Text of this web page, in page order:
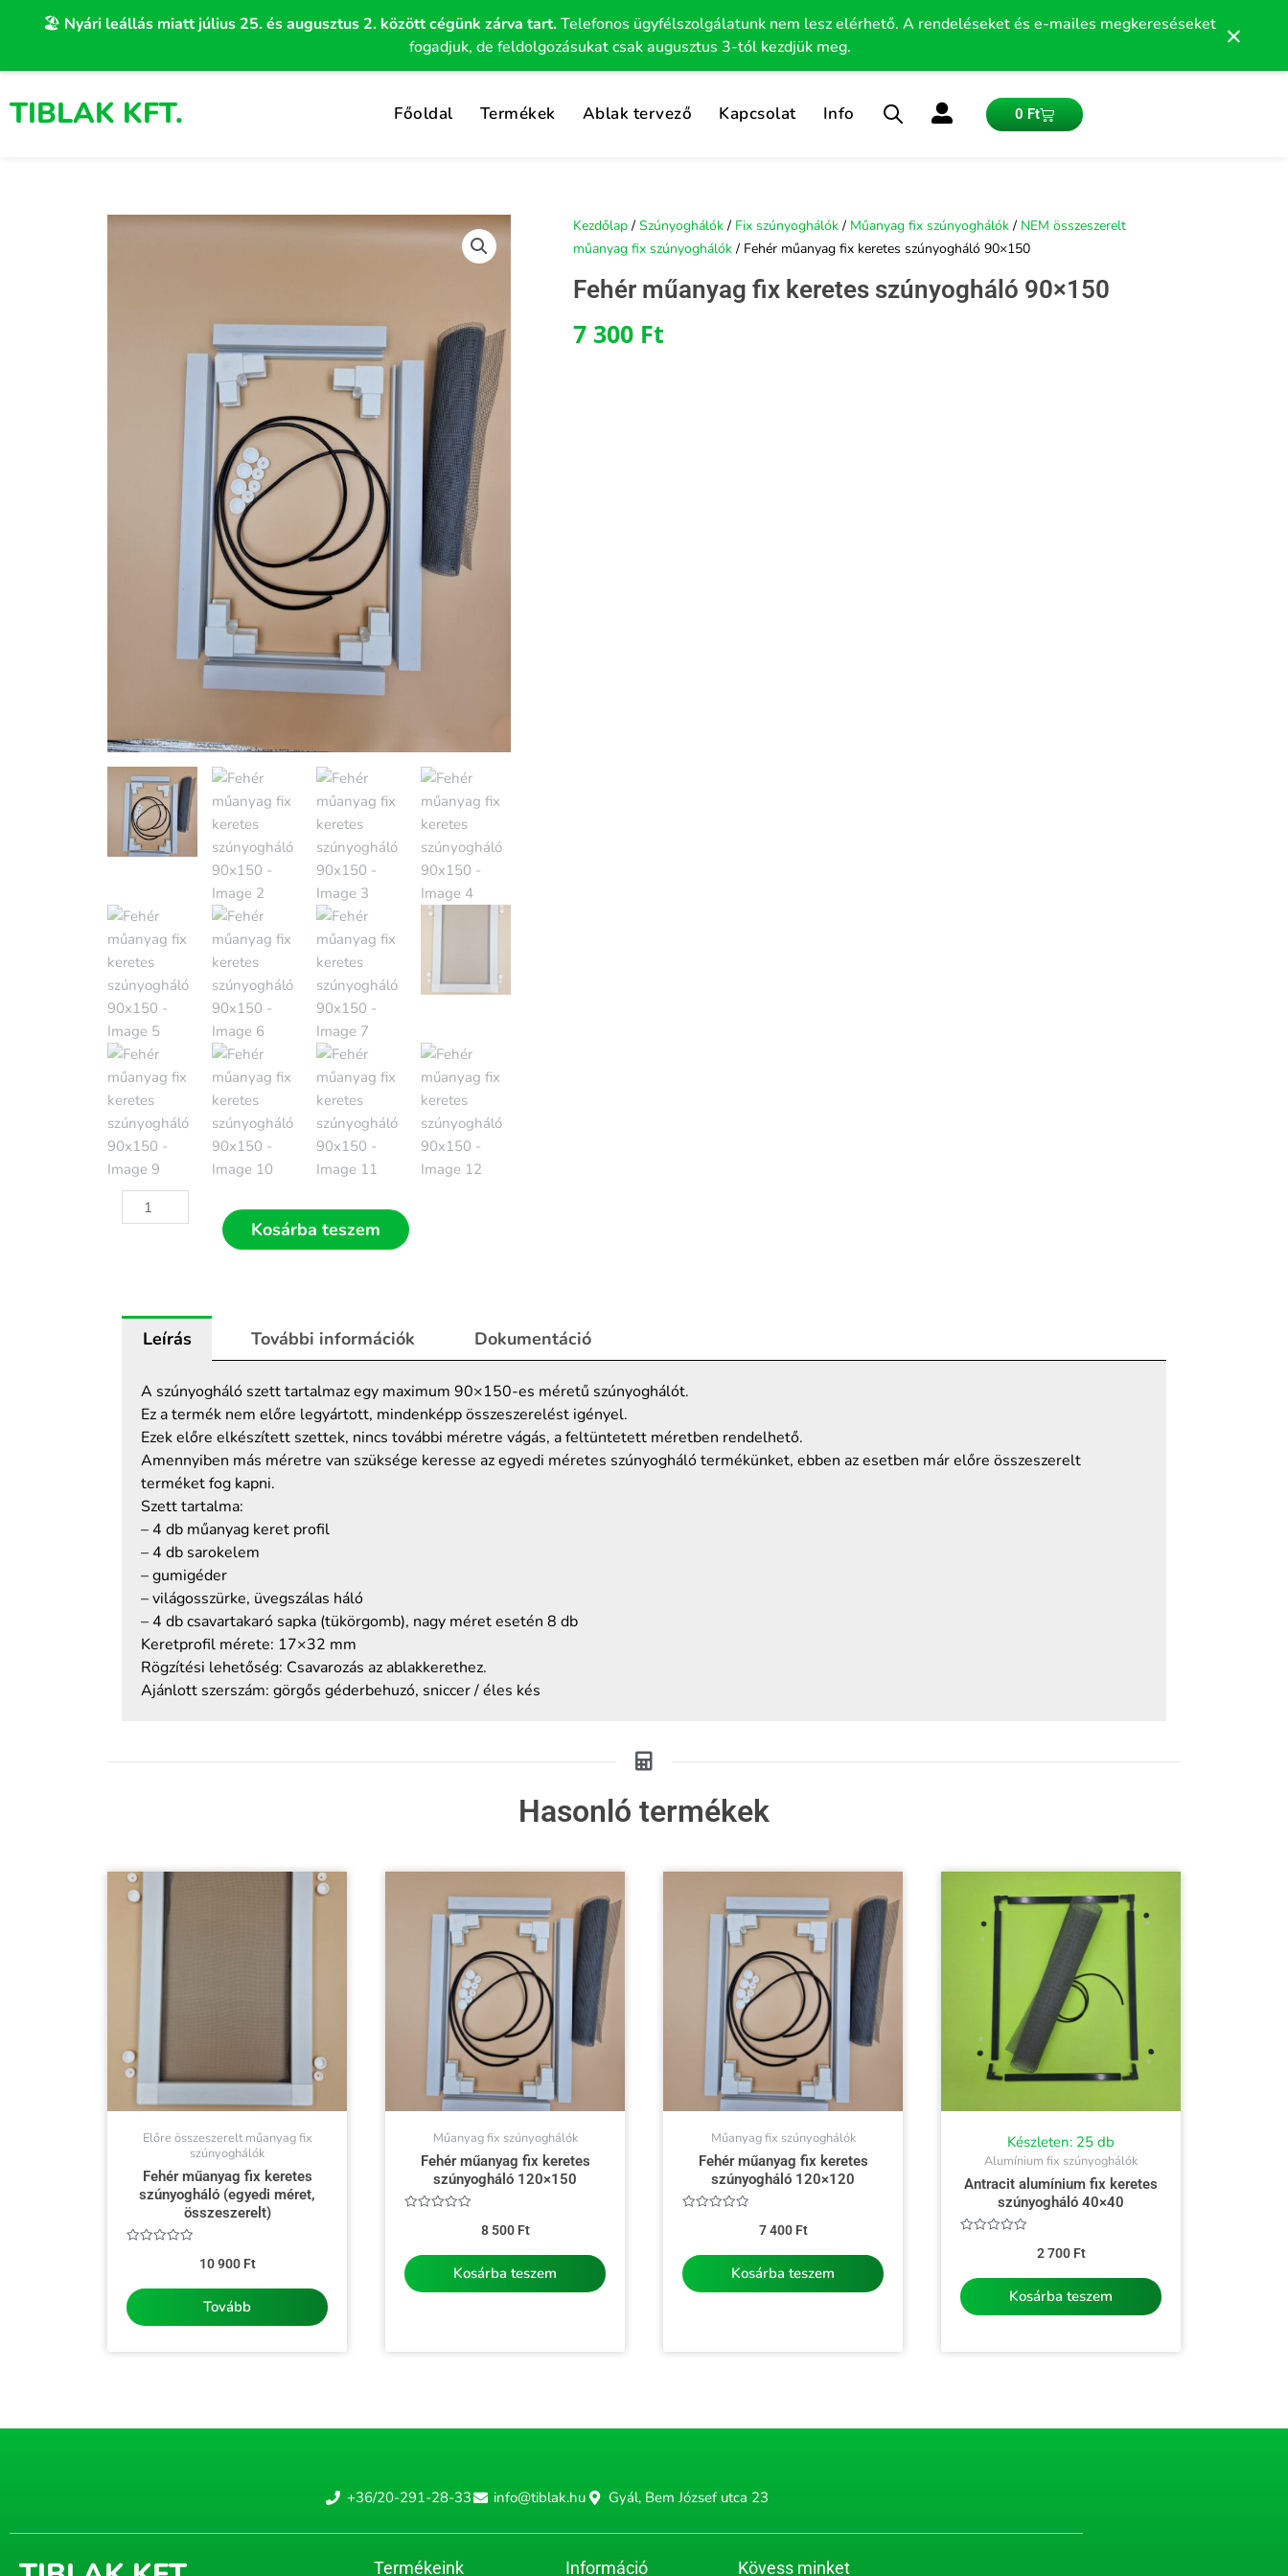
🏖️ Nyári leállás miatt július 25. és augusztus 2. között cégünk zárva tart.Telefonos ügyfélszolgálatunk nem lesz elérhető. A rendeléseket és e-mailes megkereséseket
fogadjuk, de feldolgozásukat csak augusztus 3-tól kezdjük meg.
×
TIBLAK KFT. Főoldal Termékek Ablak tervező Kapcsolat Info 0 FtKosár
Kezdőlap / Szúnyoghálók / Fix szúnyoghálók / Műanyag fix szúnyoghálók / NEM összeszerelt
műanyag fix szúnyoghálók / Fehér műanyag fix keretes szúnyogháló 90×150
Fehér műanyag fix keretes szúnyogháló 90×150
7 300 Ft
Fehér
műanyag
90x150
mennyiség
Kosárba teszem
Leírás További információk Dokumentáció
A szúnyogháló szett tartalmaz egy maximum 90×150-es méretű szúnyoghálót.
Ez a termék nem előre legyártott, mindenképp összeszerelést igényel.
Ezek előre elkészített szettek, nincs további méretre vágás, a feltüntetett méretben rendelhető.
Amennyiben más méretre van szüksége keresse az egyedi méretes szúnyogháló termékünket, ebben az esetben már előre összeszerelt
terméket fog kapni.
Szett tartalma:
– 4 db műanyag keret profil
– 4 db sarokelem
– gumigéder
– világosszürke, üvegszálas háló
– 4 db csavartakaró sapka (tükörgomb), nagy méret esetén 8 db
Keretprofil mérete: 17×32 mm
Rögzítési lehetőség: Csavarozás az ablakkerethez.
Ajánlott szerszám: görgős géderbehuzó, sniccer / éles kés
Hasonló termékek
Előre összeszerelt műanyag fix
szúnyoghálók
Fehér műanyag fix keretes
szúnyogháló (egyedi méret,
összeszerelt)
10 900 Ft
Tovább
Műanyag fix szúnyoghálók
Fehér műanyag fix keretes
szúnyogháló 120×150
8 500 Ft
Kosárba teszem
Műanyag fix szúnyoghálók
Fehér műanyag fix keretes
szúnyogháló 120×120
7 400 Ft
Kosárba teszem
Készleten: 25 db
Alumínium fix szúnyoghálók
Antracit alumínium fix keretes
szúnyogháló 40×40
2 700 Ft
Kosárba teszem
+36/20-291-28-33 info@tiblak.hu Gyál, Bem József utca 23
Termékeink Információ Kövess minket